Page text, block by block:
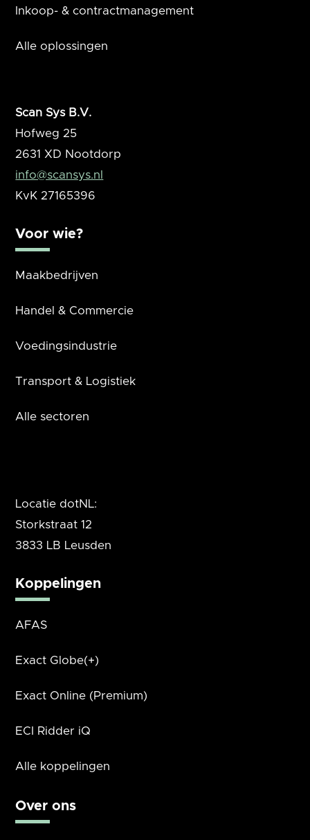
Inkoop- & contractmanagement
Alle oplossingen
Scan Sys B.V.
Hofweg 25
2631 XD Nootdorp
info@scansys.nl
KvK 27165396
Voor wie?
Maakbedrijven
Handel & Commercie
Voedingsindustrie
Transport & Logistiek
Alle sectoren
Locatie dotNL:
Storkstraat 12
3833 LB Leusden
Koppelingen
AFAS
Exact Globe(+)
Exact Online (Premium)
ECI Ridder iQ
Alle koppelingen
Over ons